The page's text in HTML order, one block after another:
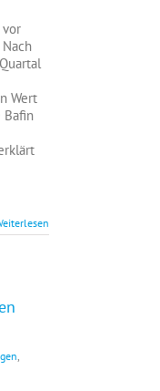
Wert
Bafin
,